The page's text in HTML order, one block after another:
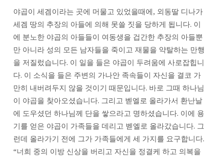
복
을
바
꾸
십
시
오”:
고
현
권
목
사
야곱이 세겜이라는 곳에 머물고 있었을때에, 외동딸 디나가
세겜 땅의 추장의 아들에 의해 못쓸 짓을 당하게 됩니다. 이
에 분노한 야곱의 아들들이 여동생을 겁간한 추장의 아들뿐
만 아니라 성의 모든 남자들을 죽이고 재물을 약탈하는 만행
을 저질렀습니다. 이 일을 들은 야곱이 두려움에 사로잡힙니
다. 이 소식을 들은 주변의 가나안 족속들이 자신을 결코 가
만히 내버려두지 않을 것이기 때문입니다. 바로 그때 하나님
이 야곱을 찾아오셨습니다. 그리고 벧엘로 올라가서 환난날
에 도우셨던 하나님께 단을 쌓으라고 명하셨습니다. 이에 용
기를 얻은 야곱이 가족들을 데리고 벧엘로 올라갔습니다. 그
런데 올라가기 전에 그가 가족들에게 세 가지를 요구합니다.
“너희 중의 이방 신상을 버리고 자신을 정결케 하고 의복을